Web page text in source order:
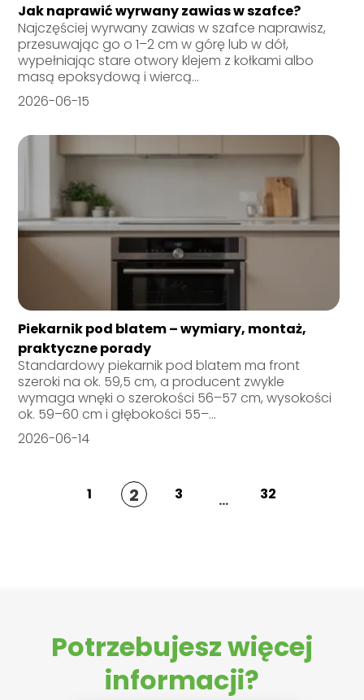
Jak naprawić wyrwany zawias w szafce?
Najczęściej wyrwany zawias w szafce naprawisz,
przesuwając go o 1–2 cm w górę lub w dół,
wypełniając stare otwory klejem z kołkami albo
masą epoksydową i wiercą...
2026-06-15
Piekarnik pod blatem – wymiary, montaż,
praktyczne porady
Standardowy piekarnik pod blatem ma front
szeroki na ok. 59,5 cm, a producent zwykle
wymaga wnęki o szerokości 56–57 cm, wysokości
ok. 59–60 cm i głębokości 55–...
2026-06-14
1 2 3 ... 32
Potrzebujesz więcej
informacji?